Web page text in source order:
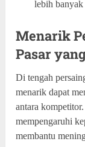
lebih banyak
Menarik
Pasar
Di tengah
menarik dapat
antara
mempengaruhi
membantu